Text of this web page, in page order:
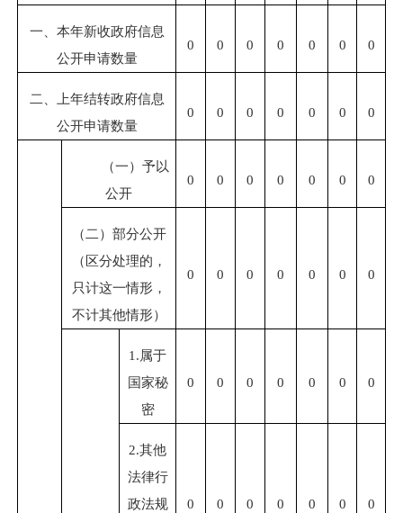
一、本年新收政府信息
公开申请数量
0 0 0 0 0 0 0
二、上年结转政府信息
公开申请数量
0 0 0 0 0 0 0
（一）予以
公开
0 0 0 0 0 0 0
（二）部分公开
（区分处理的，
只计这一情形，
不计其他情形）
0 0 0 0 0 0 0
1.属于
国家秘
密
0 0 0 0 0 0 0
2.其他
法律行
政法规
0 0 0 0 0 0 0